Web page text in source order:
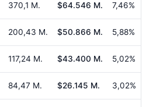
370,1 M. $64.546 M. 7,46%
200,43 M. $50.866 M. 5,88%
117,24 M. $43.400 M. 5,02%
84,47 M. $26.145 M. 3,02%